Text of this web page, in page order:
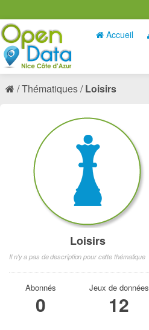
Accueil
Thématiques Loisirs
Loisirs
Il n'y a pas de description pour cette thématique
Abonnés
0
Jeux de données
12